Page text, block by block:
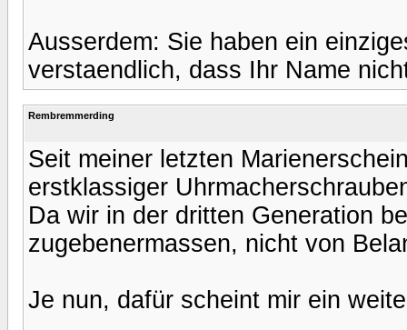
Ausserdem: Sie haben ein
verstaendlich, dass Ihr Name
Rembremmerding
Seit meiner letzten
erstklassiger
Da wir in der dritten Generation
zugebenermassen, nicht von
Je nun, dafür scheint mir ein